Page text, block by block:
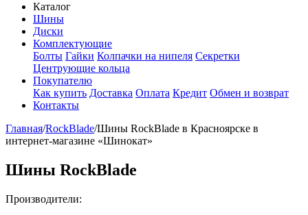
Каталог
Шины
Диски
Комплектующие
Болты Гайки Колпачки на нипеля Секретки
Центрующие кольца
Покупателю
Как купить Доставка Оплата Кредит Обмен и возврат
Контакты
Главная/RockBlade/Шины RockBlade в Красноярске в
интернет-магазине «Шинокат»
Шины RockBlade
Производители: